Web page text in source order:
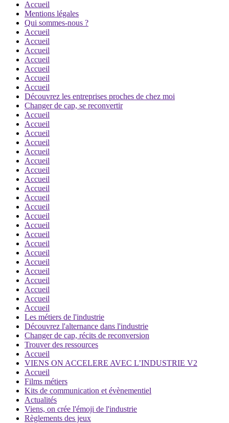
Accueil
Mentions légales
Qui sommes-nous ?
Accueil
Accueil
Accueil
Accueil
Accueil
Accueil
Accueil
Découvrez les entreprises proches de chez moi
Changer de cap, se reconvertir
Accueil
Accueil
Accueil
Accueil
Accueil
Accueil
Accueil
Accueil
Accueil
Accueil
Accueil
Accueil
Accueil
Accueil
Accueil
Accueil
Accueil
Accueil
Accueil
Accueil
Accueil
Accueil
Les métiers de l'industrie
Découvrez l'alternance dans l'industrie
Changer de cap, récits de reconversion
Trouver des ressources
Accueil
VIENS ON ACCELERE AVEC L’INDUSTRIE V2
Accueil
Films métiers
Kits de communication et évènementiel
Actualités
Viens, on crée l'émoji de l'industrie
Règlements des jeux